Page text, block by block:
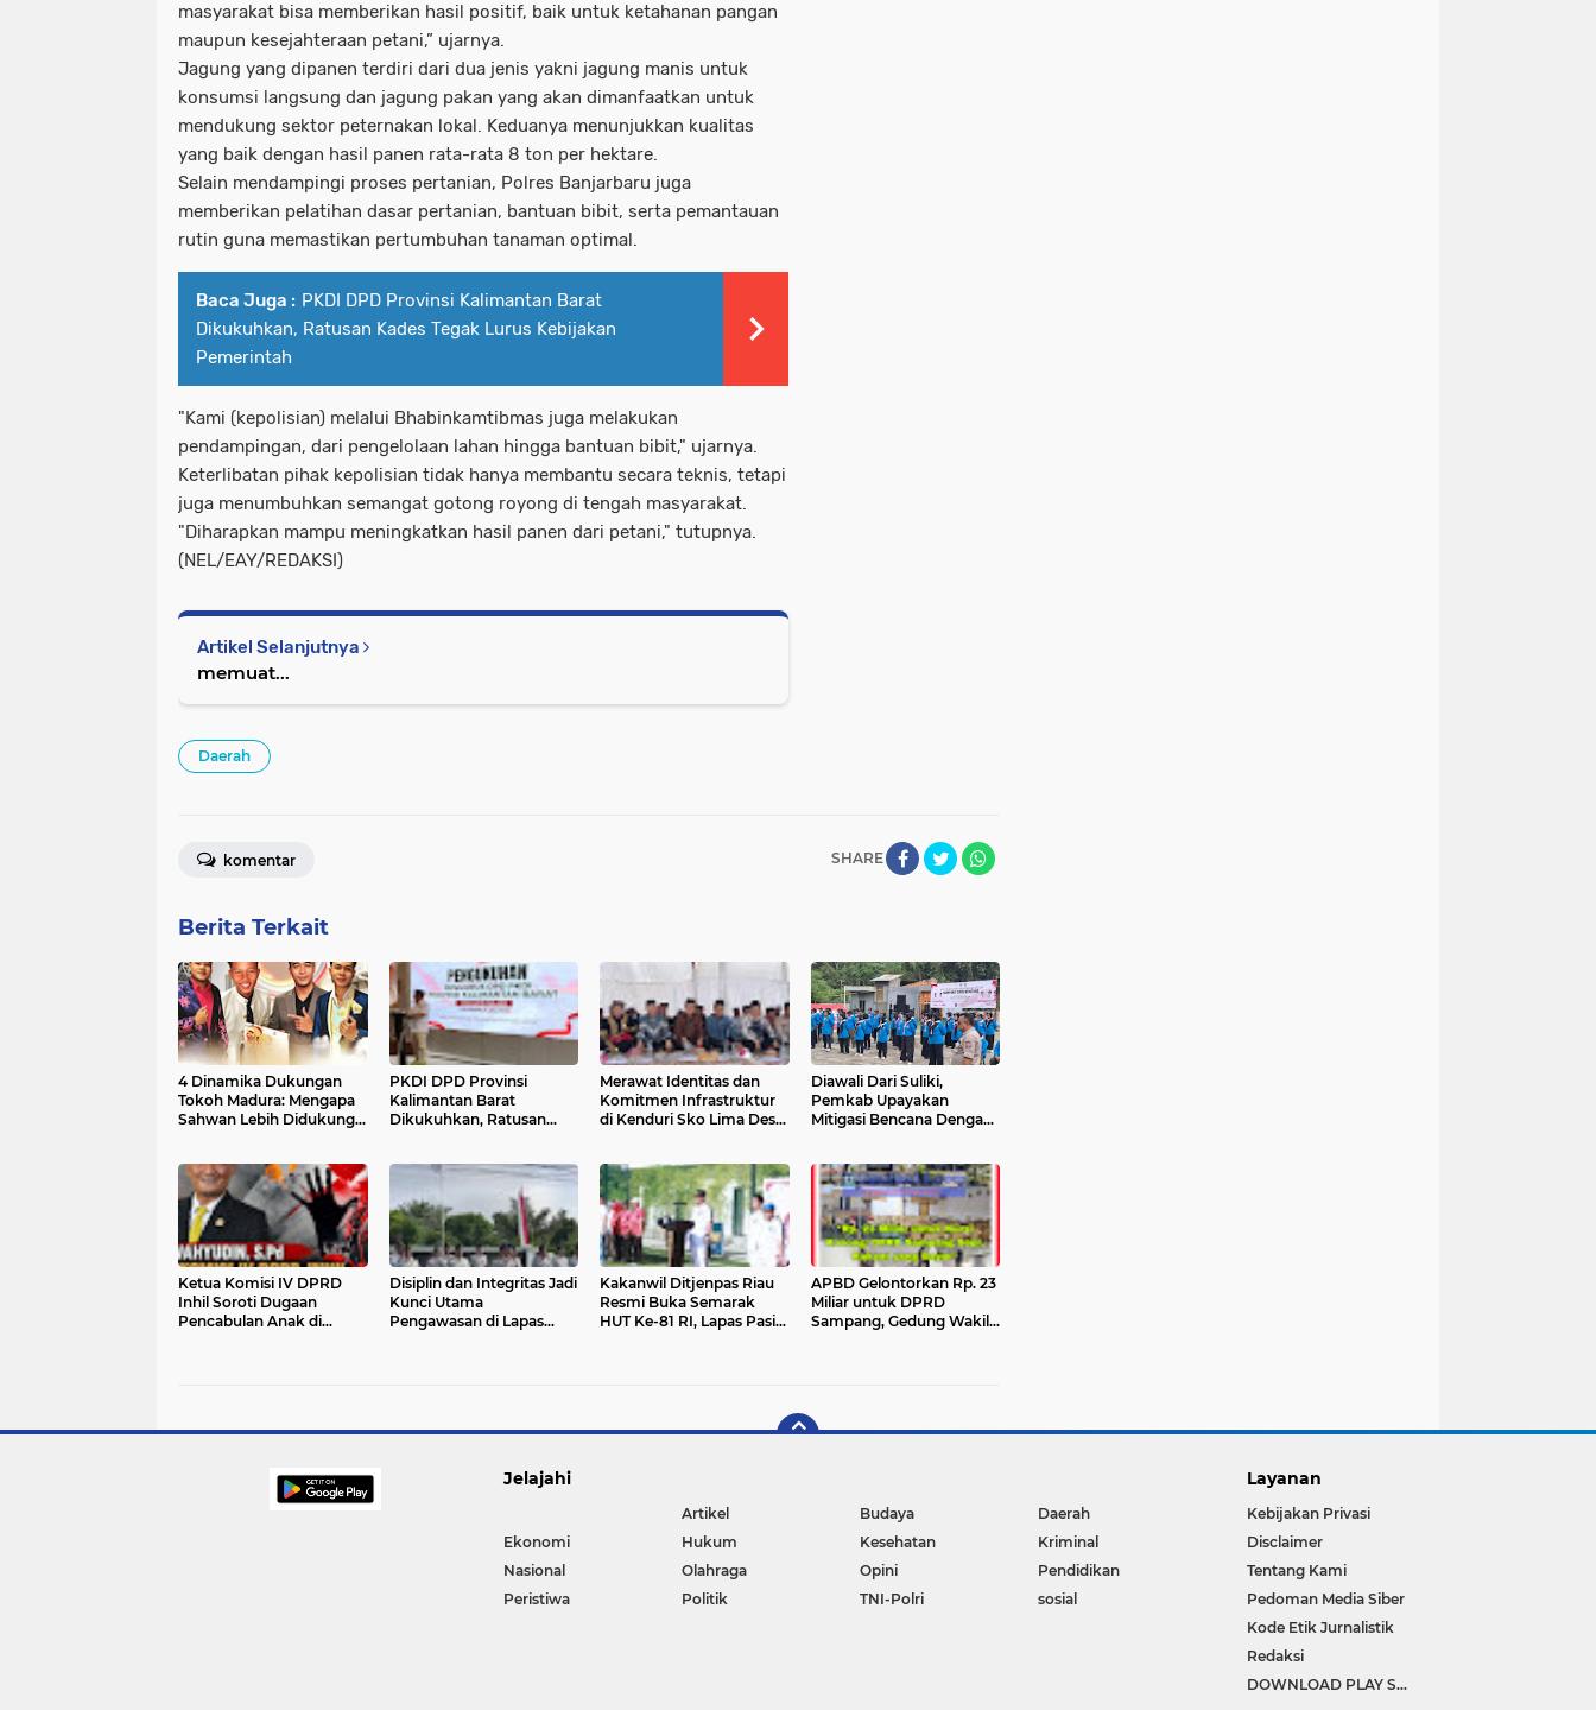
masyarakat bisa memberikan hasil positif, baik untuk ketahanan pangan
maupun kesejahteraan petani,” ujarnya.
Jagung yang dipanen terdiri dari dua jenis yakni jagung manis untuk
konsumsi langsung dan jagung pakan yang akan dimanfaatkan untuk
mendukung sektor peternakan lokal. Keduanya menunjukkan kualitas
yang baik dengan hasil panen rata-rata 8 ton per hektare.
Selain mendampingi proses pertanian, Polres Banjarbaru juga
memberikan pelatihan dasar pertanian, bantuan bibit, serta pemantauan
rutin guna memastikan pertumbuhan tanaman optimal.
Baca Juga : PKDI DPD Provinsi Kalimantan Barat
Dikukuhkan, Ratusan Kades Tegak Lurus Kebijakan
Pemerintah
"Kami (kepolisian) melalui Bhabinkamtibmas juga melakukan
pendampingan, dari pengelolaan lahan hingga bantuan bibit," ujarnya.
Keterlibatan pihak kepolisian tidak hanya membantu secara teknis, tetapi
juga menumbuhkan semangat gotong royong di tengah masyarakat.
"Diharapkan mampu meningkatkan hasil panen dari petani," tutupnya.
(NEL/EAY/REDAKSI)
Artikel Selanjutnya
memuat...
Daerah
SHARE
komentar
Berita Terkait
4 Dinamika Dukungan
Tokoh Madura: Mengapa
Sahwan Lebih Didukung
PKDI DPD Provinsi
Kalimantan Barat
Dikukuhkan, Ratusan
Merawat Identitas dan
Komitmen Infrastruktur
di Kenduri Sko Lima Desa
Diawali Dari Suliki,
Pemkab Upayakan
Mitigasi Bencana Dengan
Ketua Komisi IV DPRD
Inhil Soroti Dugaan
Pencabulan Anak di
Disiplin dan Integritas Jadi
Kunci Utama
Pengawasan di Lapas
Kakanwil Ditjenpas Riau
Resmi Buka Semarak
HUT Ke-81 RI, Lapas Pasir
APBD Gelontorkan Rp. 23
Miliar untuk DPRD
Sampang, Gedung Wakil
Jelajahi
Artikel Budaya
Daerah
Ekonomi
Hukum Kesehatan
Kriminal
Nasional
Olahraga Opini
Pendidikan
Peristiwa
Politik TNI-Polri sosial
Layanan
Kebijakan Privasi
Disclaimer
Tentang Kami
Pedoman Media Siber
Kode Etik Jurnalistik
Redaksi
DOWNLOAD PLAY STORE